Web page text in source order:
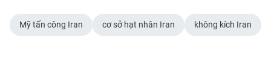
Media Văn hóa
Mỹ tấn công Iran cơ sở hạt nhân Iran không kích Iran